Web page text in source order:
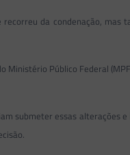
da condenação,
Público Federal
essas alterações